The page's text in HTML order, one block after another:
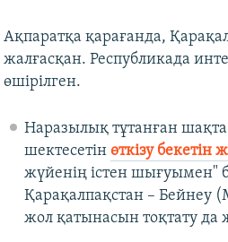
Ақпаратқа қарағанда,
жалғасқан. Республикада
өшірілген.
Наразылық тұтанған
шектесетін өткізу бекетін
жүйенің істен шығуымен"
Қарақалпақстан – Бейнеу
жол қатынасын тоқтату да